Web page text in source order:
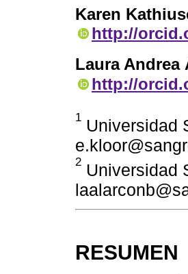
Karen
http://
Laura Andrea
http://
1 Universidad
2 Universidad
RESUMEN